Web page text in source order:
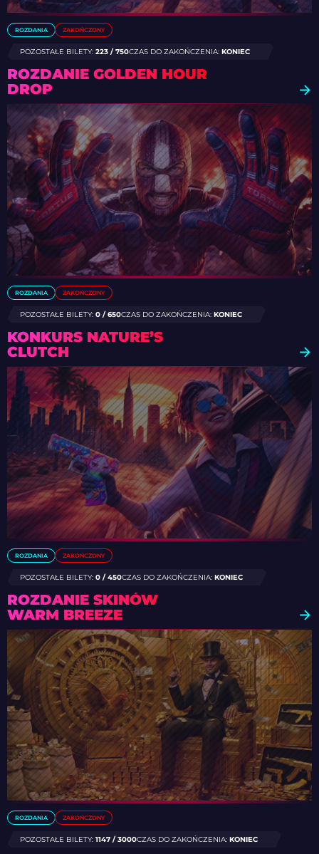
ROZDANIA ZAKOŃCZONY
POZOSTAŁE BILETY: 223 / 750CZAS DO ZAKOŃCZENIA: KONIEC
ROZDANIE GOLDEN HOUR
DROP
ROZDANIA ZAKOŃCZONY
POZOSTAŁE BILETY: 0 / 650CZAS DO ZAKOŃCZENIA: KONIEC
KONKURS NATURE’S
CLUTCH
ROZDANIA ZAKOŃCZONY
POZOSTAŁE BILETY: 0 / 450CZAS DO ZAKOŃCZENIA: KONIEC
ROZDANIE SKINÓW
WARM BREEZE
ROZDANIA ZAKOŃCZONY
POZOSTAŁE BILETY: 1147 / 3000CZAS DO ZAKOŃCZENIA: KONIEC